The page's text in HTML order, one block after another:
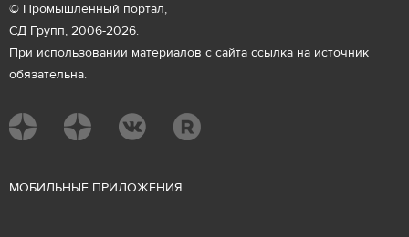
© Промышленный портал,
СД Групп, 2006-2026.
При использовании материалов с сайта ссылка на источник
обязательна.
МОБИЛЬНЫЕ ПРИЛОЖЕНИЯ